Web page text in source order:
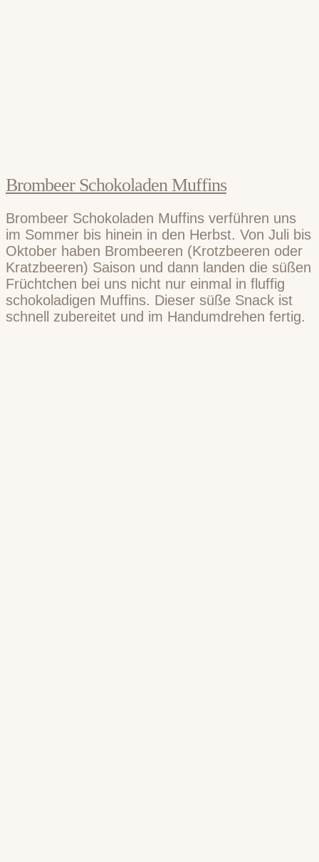
Brombeer Schokoladen Muffins
Brombeer Schokoladen Muffins verführen uns
im Sommer bis hinein in den Herbst. Von Juli bis
Oktober haben Brombeeren (Krotzbeeren oder
Kratzbeeren) Saison und dann landen die süßen
Früchtchen bei uns nicht nur einmal in fluffig
schokoladigen Muffins. Dieser süße Snack ist
schnell zubereitet und im Handumdrehen fertig.